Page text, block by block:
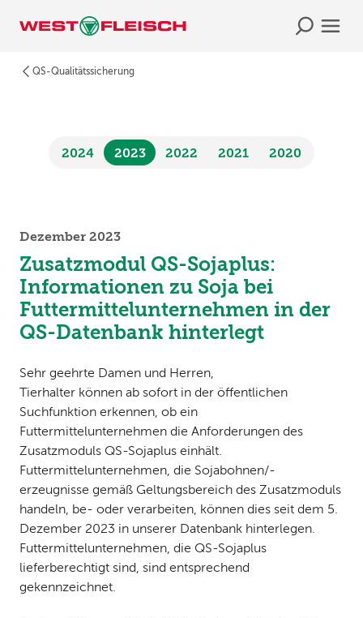
QS-Qualitätssicherung
2024 2023 2022 2021 2020
Dezember 2023
Zusatzmodul QS-Sojaplus:
Informationen zu Soja bei
Futtermittelunternehmen in der
QS-Datenbank hinterlegt
Sehr geehrte Damen und Herren,
Tierhalter können ab sofort in der öffentlichen
Suchfunktion erkennen, ob ein
Futtermittelunternehmen die Anforderungen des
Zusatzmoduls QS-Sojaplus einhält.
Futtermittelunternehmen, die Sojabohnen/-
erzeugnisse gemäß Geltungsbereich des Zusatzmoduls
handeln, be- oder verarbeiten, können dies seit dem 5.
Dezember 2023 in unserer Datenbank hinterlegen.
Futtermittelunternehmen, die QS-Sojaplus
lieferberechtigt sind, sind entsprechend
gekennzeichnet.